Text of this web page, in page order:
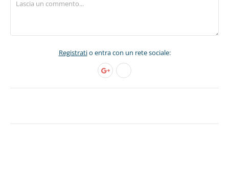
Registratio entra con un rete sociale: